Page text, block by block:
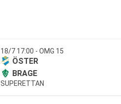
18/7 17:00 - OMG 15
ÖSTER
BRAGE
SUPERETTAN